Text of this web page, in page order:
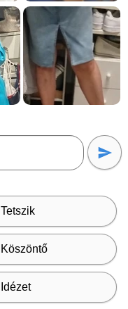
Tetszik
Köszöntő
Idézet